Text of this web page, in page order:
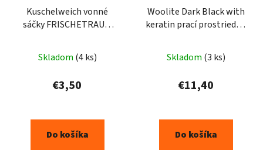
Kuschelweich vonné
sáčky FRISCHETRAUM
Skladom (4 ks)
€3,50
Do košíka
Woolite Dark Black with
keratin prací prostriedok
Skladom (3 ks)
€11,40
Do košíka